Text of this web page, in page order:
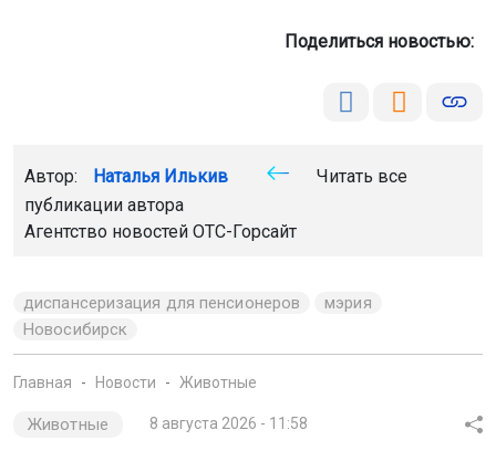
Поделиться новостью:
Автор: Наталья Илькив
Читать все
публикации автора
Агентство новостей ОТС-Горсайт
диспансеризация для пенсионеров
мэрия
Новосибирск
Главная Новости Животные
Животные 8 августа 2026 - 11:58